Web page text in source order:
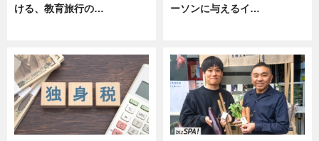
ける、教育旅行の…
ーソンに与えるイ…